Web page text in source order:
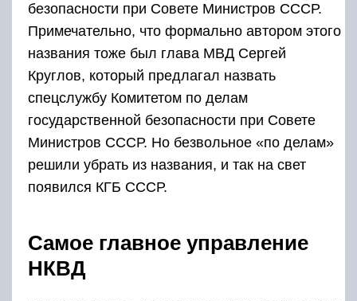
безопасности при Совете Министров СССР.
Примечательно, что формально автором этого
названия тоже был глава МВД Сергей
Круглов, который предлагал назвать
спецслужбу Комитетом по делам
государственной безопасности при Совете
Министров СССР. Но безвольное «по делам»
решили убрать из названия, и так на свет
появился КГБ СССР.
Самое главное управление
НКВД